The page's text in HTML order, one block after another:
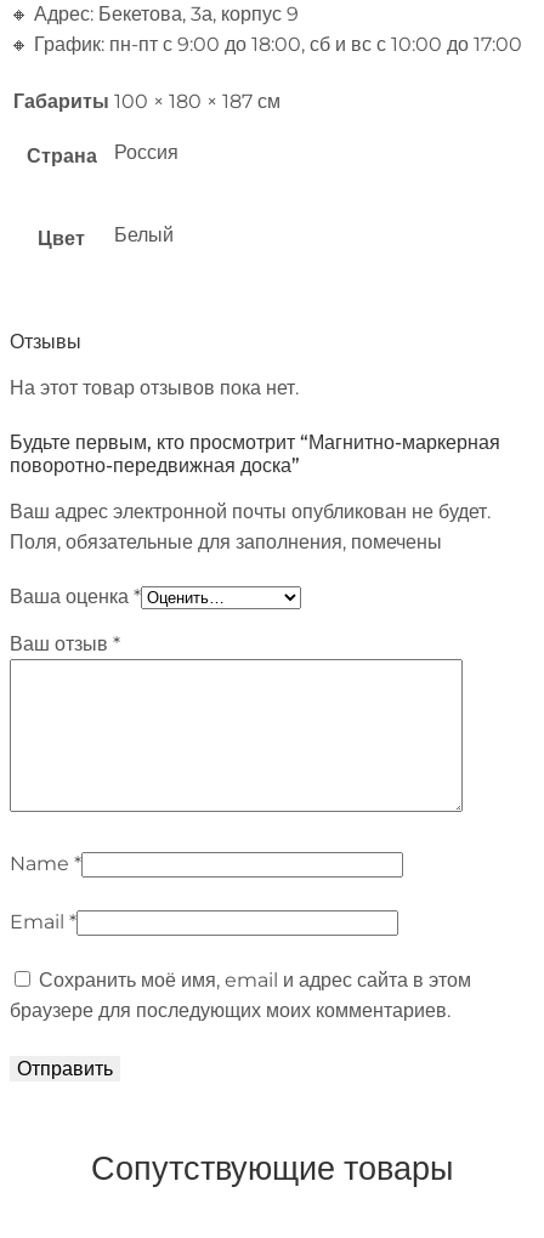
🔸 Адрес: Бекетова, 3а, корпус 9
🔸 График: пн-пт с 9:00 до 18:00, сб и вс с 10:00 до 17:00
Габариты 100 × 180 × 187 см
Страна Россия
Цвет Белый
Отзывы
На этот товар отзывов пока нет.
Будьте первым, кто просмотрит “Магнитно-маркерная
поворотно-передвижная доска”
Ваш адрес электронной почты опубликован не будет.
Поля, обязательные для заполнения, помечены
Ваша оценка *
Ваш отзыв *
Name *
Email *
Сохранить моё имя, email и адрес сайта в этом
браузере для последующих моих комментариев.
Сопутствующие товары